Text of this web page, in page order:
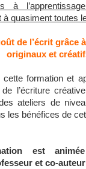
à
à quasiment toutes
de l’écrit grâce
originaux et
formation et
de l’écriture
ateliers de
les bénéfices de
est
et co-